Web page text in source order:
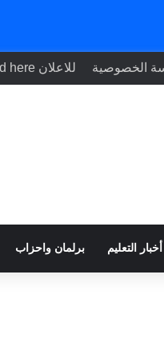
الخصوصية للاعلان Your ad here
أخبار التعليم برلمان واحزاب